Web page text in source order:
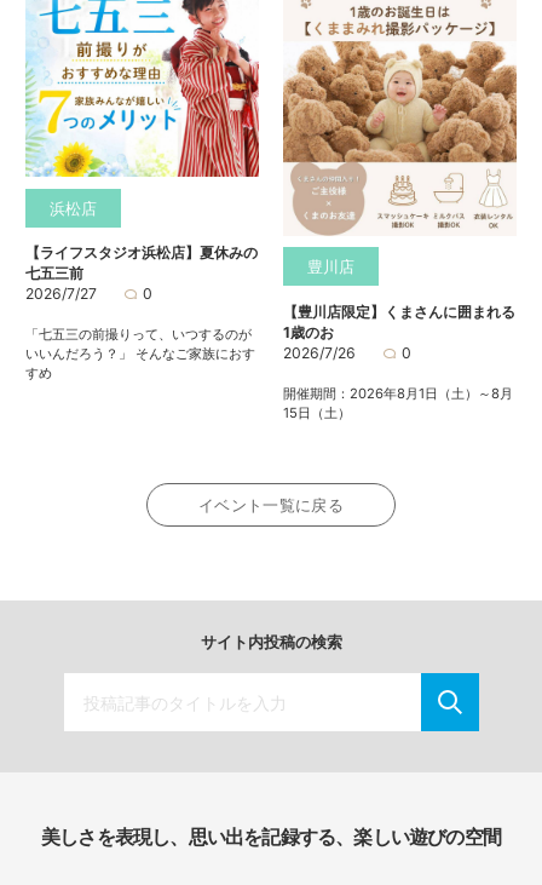
浜松店
【ライフスタジオ浜松店】夏休みの
七五三前
2026/7/27
0
「七五三の前撮りって、いつするのが
いいんだろう？」 そんなご家族におす
すめ
豊川店
【豊川店限定】くまさんに囲まれる
1歳のお
2026/7/26
0
開催期間：2026年8月1日（土）～8月
15日（土）
イベント一覧に戻る
サイト内投稿の検索
美しさを表現し、思い出を記録する、楽しい遊びの空間